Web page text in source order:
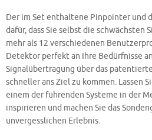
Der im Set enthaltene Pinpointer und
dafür, dass Sie selbst die schwächsten
mehr als 12 verschiedenen
Detektor perfekt an Ihre Bedürfnisse
Signalübertragung über das
schneller ans Ziel zu kommen. Lassen
einem der führenden Systeme in der
inspirieren und machen Sie das
unvergesslichen Erlebnis.